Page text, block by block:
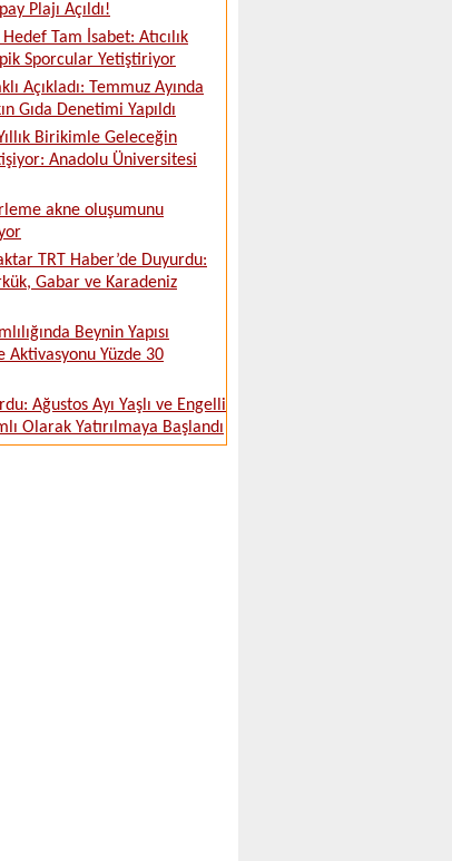
Plajı Açıldı!
Tam İsabet: Atıcılık
Sporcular Yetiştiriyor
Açıkladı: Temmuz Ayında
Gıda Denetimi Yapıldı
Birikimle Geleceğin
Anadolu Üniversitesi
akne oluşumunu
TRT Haber’de Duyurdu:
Gabar ve Karadeniz
Beynin Yapısı
Aktivasyonu Yüzde 30
Ağustos Ayı Yaşlı ve Engelli
Olarak Yatırılmaya Başlandı